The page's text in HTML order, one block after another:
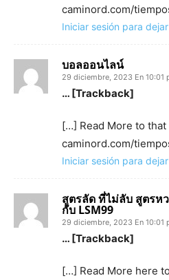
caminord.com/
Iniciar sesión para
บอลออนไลน์
29 diciembre, 2023 En 10:01
… [Trackback]
[…] Read More to that
caminord.com/
Iniciar sesión para
สูตรลัด ที่ไม่ลับ สูตรห
กับ LSM99
29 diciembre, 2023 En 10:01
… [Trackback]
[…] Read More here